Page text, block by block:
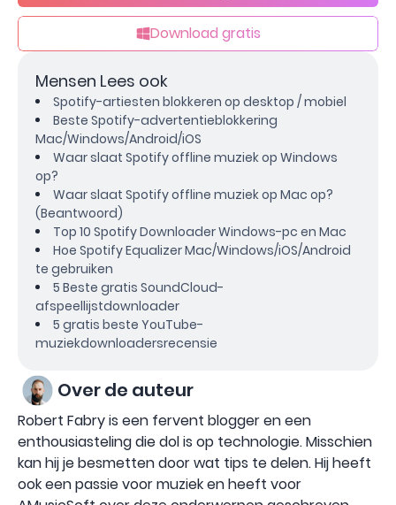
Download gratis
Mensen Lees ook
Spotify-artiesten blokkeren op desktop / mobiel
Beste Spotify-advertentieblokkering
Mac/Windows/Android/iOS
Waar slaat Spotify offline muziek op Windows
op?
Waar slaat Spotify offline muziek op Mac op?
(Beantwoord)
Top 10 Spotify Downloader Windows-pc en Mac
Hoe Spotify Equalizer Mac/Windows/iOS/Android
te gebruiken
5 Beste gratis SoundCloud-
afspeellijstdownloader
5 gratis beste YouTube-
muziekdownloadersrecensie
Over de auteur
Robert Fabry is een fervent blogger en een
enthousiasteling die dol is op technologie. Misschien
kan hij je besmetten door wat tips te delen. Hij heeft
ook een passie voor muziek en heeft voor